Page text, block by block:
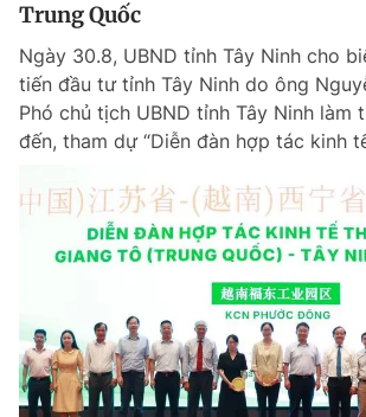
Trung Quốc
Ngày 30.8, UBND tỉnh Tây Ninh cho
tiến đầu tư tỉnh Tây Ninh do ông
Phó chủ tịch UBND tỉnh Tây Ninh làm
đến, tham dự “Diễn đàn hợp tác kinh